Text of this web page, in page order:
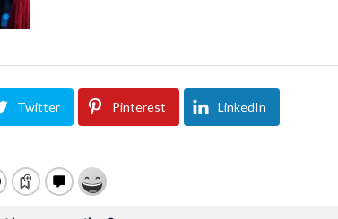
Twitter Pinterest LinkedIn